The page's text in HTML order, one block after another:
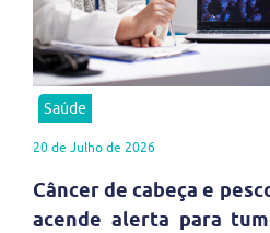
Saúde
20 de Julho de 2026
Câncer de cabeça e
acende alerta para